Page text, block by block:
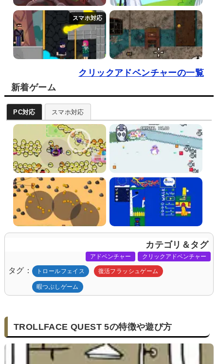
クリックアドベンチャーの一覧
新着ゲーム
PC対応 スマホ対応
カテゴリ＆タグ
アドベンチャー クリックアドベンチャー
タグ トロールフェイス 復活フラッシュゲーム
暇つぶしゲーム
TROLLFACE QUEST 5の特徴や遊び方